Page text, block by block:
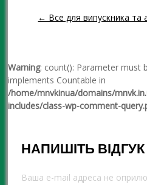
← Все для випускника та
Warning: count(): Parameter must
implements Countable in
/home/mnvkinua/domains/
includes/class-wp-comment-
НАПИШІТЬ ВІДГУК
Ваша e-mail адреса не